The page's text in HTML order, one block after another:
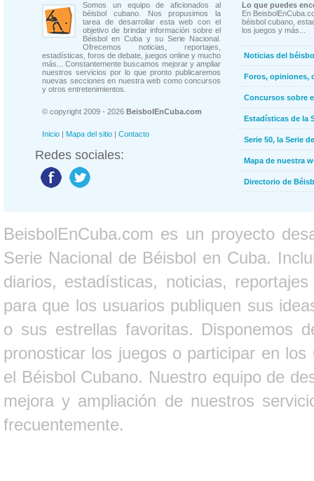
Somos un equipo de aficionados al
béisbol cubano. Nos propusimos la
tarea de desarrollar esta web con el
objetivo de brindar información sobre el
Béisbol en Cuba y su Serie Nacional.
Ofrecemos noticias, reportajes,
estadísticas, foros de debate, juegos online y mucho
más... Constantemente buscamos mejorar y ampliar
nuestros servicios por lo que pronto publicaremos
nuevas secciones en nuestra web como concursos
y otros entretenimientos.
© copyright 2009 - 2026 BeisbolEnCuba.com
Inicio | Mapa del sitio | Contacto
Redes sociales:
Lo que puedes
En
béisbol cubano,
los juegos y más...
Noticias del
Foros, opiniones,
Concursos sobre
Estadísticas de la
Serie 50, la Serie
Mapa de nuestra
Directorio de
BeisbolEnCuba.com es un proyecto
Serie Nacional de Béisbol en Cuba.
diarios, estadísticas, noticias,
para que los usuarios publiquen sus
o sus estrellas favoritas. Disponemos
pronosticar los juegos o participar en
el Béisbol Cubano. Nuestro equipo de
mejora y ampliación de nuestros
frecuentemente.